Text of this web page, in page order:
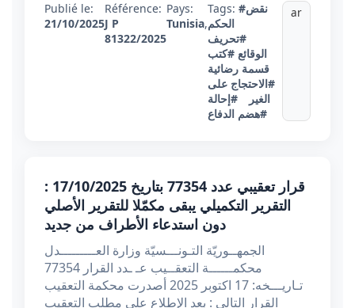
Publié le:
21/10/2025
Référence:
J P
81322/2025
Pays:
Tunisia,
Tags: #نقض
الحكم
#تحريف
الوقائع #كتب
قسمة رضائية
#الاحتجاج على
الغير
#إحالة
#هضم الدفاع
ar
قرار تعقيبي عدد 77354 بتاريخ 17/10/2025 :
التقرير التكميلي يبقى مكمّلا للتقرير الأصلي
دون استدعاء الأطراف من جديد
الجمهــوريّة التـونـــسيّة وزارة العـــــــــدل
محكمــــــة التعقــيب عـ ـدد القرار 77354
تـاريـــخه: 17 اكتوبر 2025 أصدرت محكمة التعقيب
القرار التالي : بعد الإطلاع على مطلب التعقيب